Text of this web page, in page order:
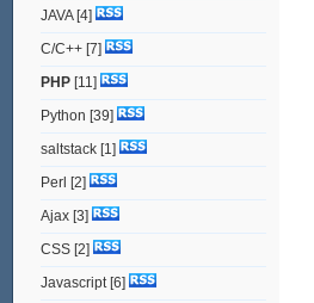
JAVA[4]
C/C++[7]
PHP[11]
Python [39]
saltstack[1]
Perl [2]
Ajax[3]
CSS[2]
Javascript[6]